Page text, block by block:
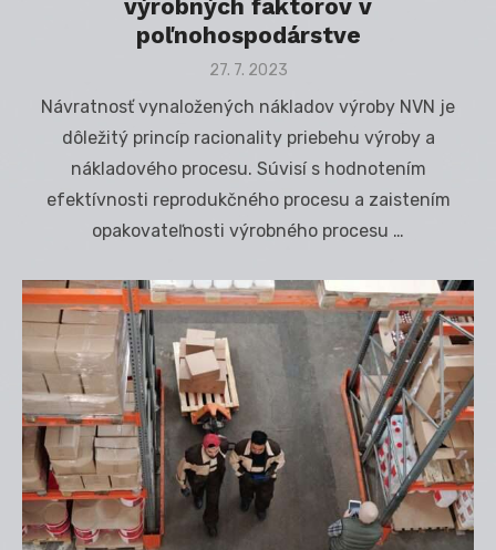
výrobných faktorov v
poľnohospodárstve
Posted
27. 7. 2023
Návratnosť vynaložených nákladov výroby NVN je
dôležitý princíp racionality priebehu výroby a
nákladového procesu. Súvisí s hodnotením
efektívnosti reprodukčného procesu a zaistením
opakovateľnosti výrobného procesu …